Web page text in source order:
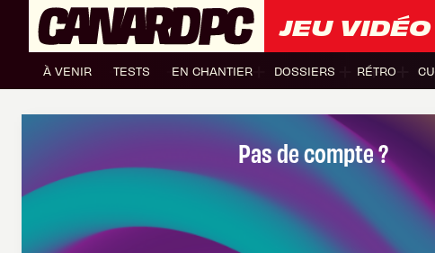
JEU VIDÉO
À VENIR TESTS EN CHANTIER DOSSIERS RÉTRO
Pas de compte ?